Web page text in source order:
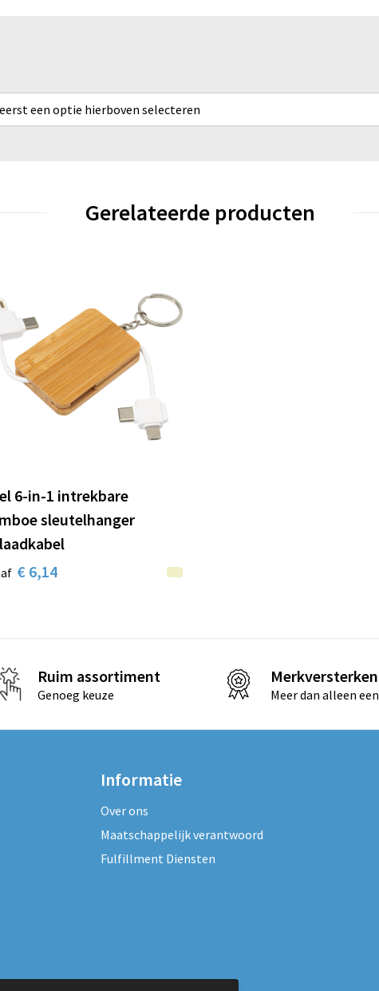
een optie hierboven selecteren
Gerelateerde producten
6-in-1 intrekbare
sleutelhanger
€ 6,14
Ruim assortiment
Genoeg keuze Meer dan alleen
Informatie
Over ons
Maatschappelijk verantwoord
Fulfillment Diensten